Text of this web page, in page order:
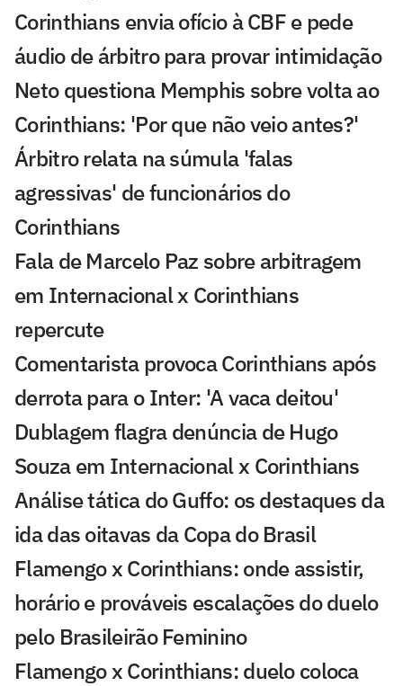
Corinthians envia ofício à CBF e pede
áudio de árbitro para provar intimidação
Neto questiona Memphis sobre volta ao
Corinthians: 'Por que não veio antes?'
Árbitro relata na súmula 'falas
agressivas' de funcionários do
Corinthians
Fala de Marcelo Paz sobre arbitragem
em Internacional x Corinthians
repercute
Comentarista provoca Corinthians após
derrota para o Inter: 'A vaca deitou'
Dublagem flagra denúncia de Hugo
Souza em Internacional x Corinthians
Análise tática do Guffo: os destaques da
ida das oitavas da Copa do Brasil
Flamengo x Corinthians: onde assistir,
horário e prováveis escalações do duelo
pelo Brasileirão Feminino
Flamengo x Corinthians: duelo coloca